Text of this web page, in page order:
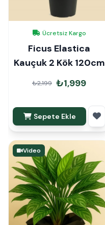
Ücretsiz Kargo
Ficus Elastica
Kauçuk 2 Kök 120cm
₺2,199 ₺1,999
Sepete Ekle
Video